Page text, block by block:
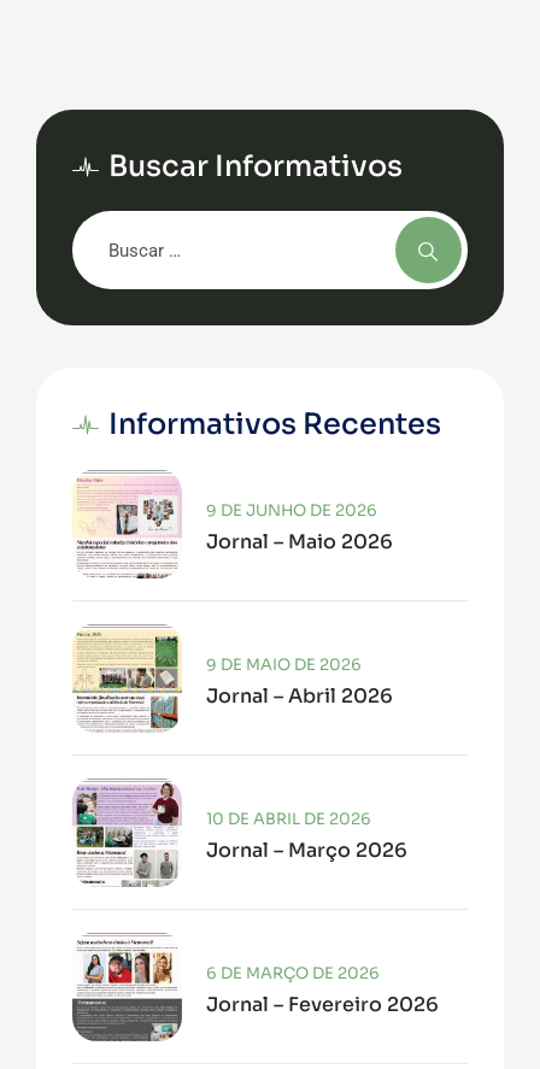
Buscar Informativos
Informativos Recentes
Jornal – Maio 2026
9 DE JUNHO DE 2026
Jornal – Abril 2026
9 DE MAIO DE 2026
Jornal – Março 2026
10 DE ABRIL DE 2026
Jornal – Fevereiro 2026
6 DE MARÇO DE 2026